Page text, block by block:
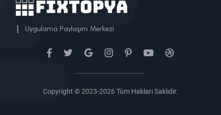
Uygulama Paylaşım Merkezi
Copyright © 2023-2026 Tüm Hakları Saklıdır.